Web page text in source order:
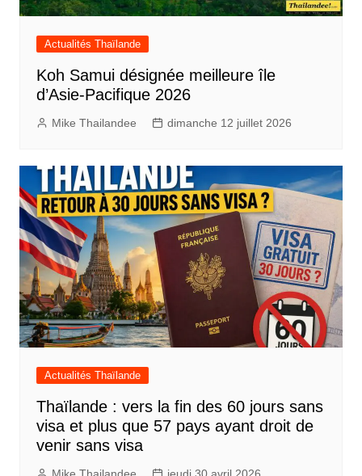
Actualités Thaïlande
Koh Samui désignée meilleure île
d’Asie-Pacifique 2026
Mike Thailandee dimanche 12 juillet 2026
Actualités Thaïlande
Thaïlande : vers la fin des 60 jours sans
visa et plus que 57 pays ayant droit de
venir sans visa